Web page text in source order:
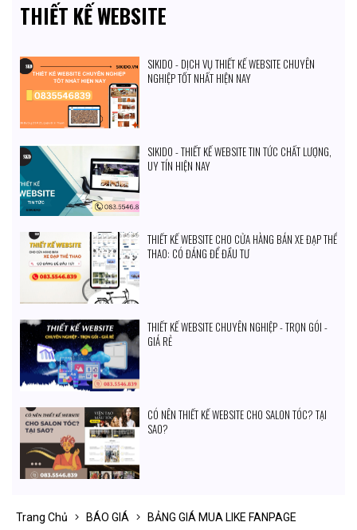
THIẾT KẾ WEBSITE
SIKIDO - DỊCH VỤ THIẾT KẾ WEBSITE CHUYÊN
NGHIỆP TỐT NHẤT HIỆN NAY
SIKIDO - THIẾT KẾ WEBSITE TIN TỨC CHẤT LƯỢNG,
UY TÍN HIỆN NAY
THIẾT KẾ WEBSITE CHO CỬA HÀNG BÁN XE ĐẠP THỂ
THAO: CÓ ĐÁNG ĐỂ ĐẦU TƯ
THIẾT KẾ WEBSITE CHUYÊN NGHIỆP - TRỌN GÓI -
GIÁ RẺ
CÓ NÊN THIẾT KẾ WEBSITE CHO SALON TÓC? TẠI
SAO?
Trang Chủ BÁO GIÁ BẢNG GIÁ MUA LIKE FANPAGE